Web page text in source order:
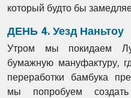
который будто бы
ДЕНЬ 4. Уезд Наньтоу
Утром мы покидаем
бумажную мануфактуру,
переработки бамбука
мы попробуем